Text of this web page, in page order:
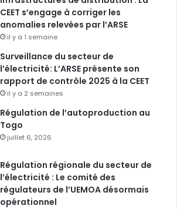
CEET s’engage à corriger les
anomalies relevées par l’ARSE
il y a 1 semaine
Surveillance du secteur de
l’électricité: L’ARSE présente son
rapport de contrôle 2025 à la CEET
il y a 2 semaines
Régulation de l’autoproduction au
Togo
juillet 6, 2026
Régulation régionale du secteur de
l’électricité : Le comité des
régulateurs de l’UEMOA désormais
opérationnel